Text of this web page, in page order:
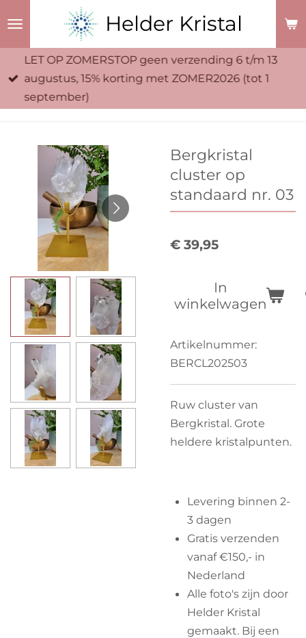
naar
Helder Kristal
LET OP ZOMERSTOP geen verzending 6 t/m 13
augustus, 15% korting met ZOMER2026 (tot 1
september)
Bergkristal
cluster op
standaard nr. 03
€ 39,95
In
winkelwagen
Artikelnummer:
BERCL202503
Ruw cluster van
Bergkristal. Grote
heldere kristalpunten.
Levering binnen 2-
3 dagen
Gratis verzenden
vanaf €150,- in
Nederland
Alle foto's zijn door
Helder Kristal
gemaakt. Bij een